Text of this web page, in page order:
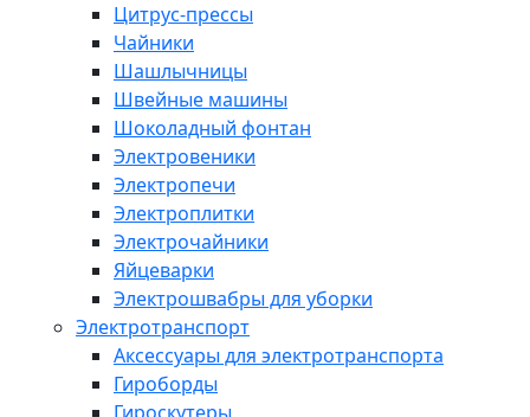
Цитрус-прессы
Чайники
Шашлычницы
Швейные машины
Шоколадный фонтан
Электровеники
Электропечи
Электроплитки
Электрочайники
Яйцеварки
Электрошвабры для уборки
Электротранспорт
Аксессуары для электротранспорта
Гироборды